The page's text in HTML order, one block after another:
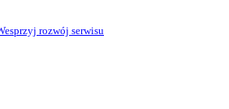
rozwój serwisu